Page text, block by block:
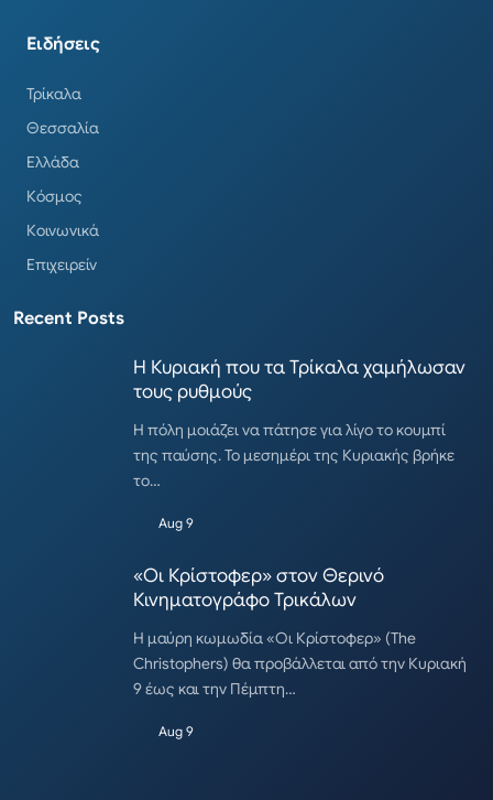
Ειδήσεις
Τρίκαλα
Θεσσαλία
Ελλάδα
Κόσμος
Κοινωνικά
Επιχειρείν
Recent Posts
Η Κυριακή που τα Τρίκαλα χαμήλωσαν
τους ρυθμούς
Η πόλη μοιάζει να πάτησε για λίγο το κουμπί
της παύσης. Το μεσημέρι της Κυριακής βρήκε
το…
Aug 9
«Οι Κρίστοφερ» στον Θερινό
Κινηματογράφο Τρικάλων
Η μαύρη κωμωδία «Οι Κρίστοφερ» (The
Christophers) θα προβάλλεται από την Κυριακή
9 έως και την Πέμπτη…
Aug 9